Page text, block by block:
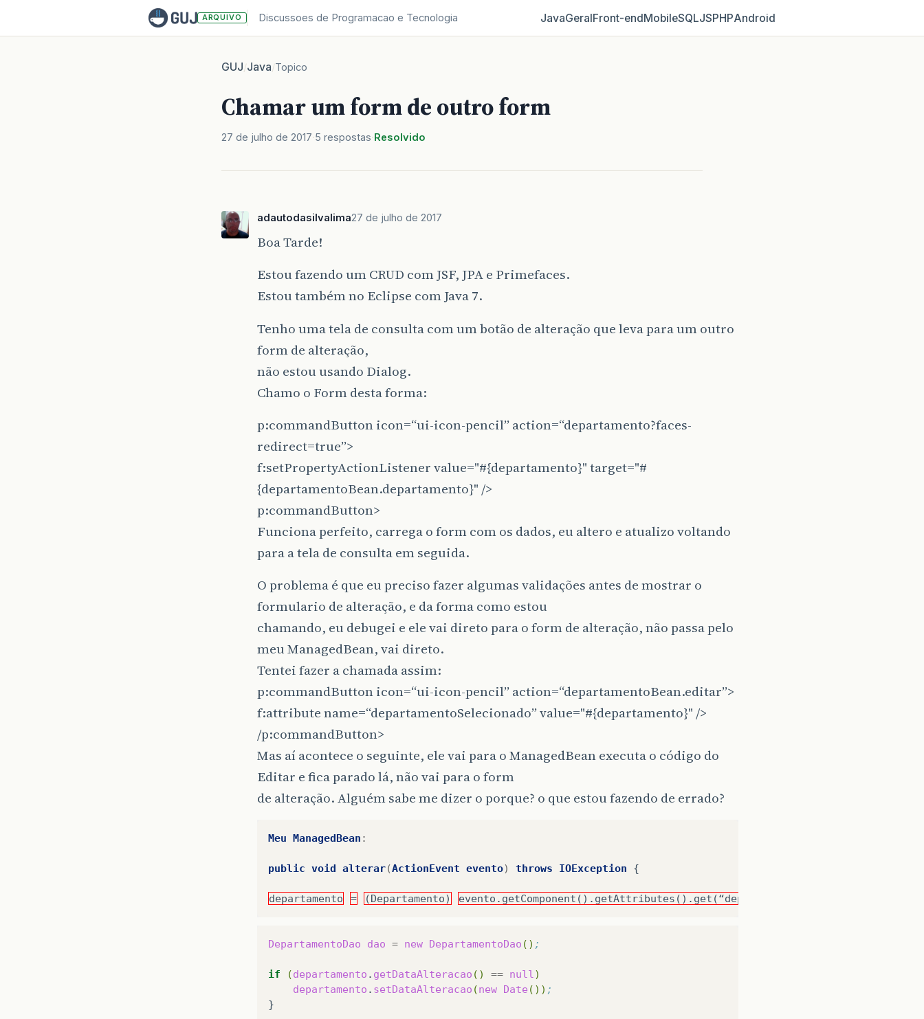
ARQUIVO Discussoes de Programacao e Tecnologia JavaGeralFront‑endMobileSQLJSPHPAndroid
GUJ/Java/Topico
Chamar um form de outro form
27 de julho de 2017 5 respostas Resolvido
adautodasilvalima27 de julho de 2017
Boa Tarde!
Estou fazendo um CRUD com JSF, JPA e Primefaces.
Estou também no Eclipse com Java 7.
Tenho uma tela de consulta com um botão de alteração que leva para um outro
form de alteração,
não estou usando Dialog.
Chamo o Form desta forma:
p:commandButton icon=“ui-icon-pencil” action=“departamento?faces-
redirect=true”>
f:setPropertyActionListener value="#{departamento}" target="#
{departamentoBean.departamento}" />
p:commandButton>
Funciona perfeito, carrega o form com os dados, eu altero e atualizo voltando
para a tela de consulta em seguida.
O problema é que eu preciso fazer algumas validações antes de mostrar o
formulario de alteração, e da forma como estou
chamando, eu debugei e ele vai direto para o form de alteração, não passa pelo
meu ManagedBean, vai direto.
Tentei fazer a chamada assim:
p:commandButton icon=“ui-icon-pencil” action=“departamentoBean.editar”>
f:attribute name=“departamentoSelecionado” value="#{departamento}" />
/p:commandButton>
Mas aí acontece o seguinte, ele vai para o ManagedBean executa o código do
Editar e fica parado lá, não vai para o form
de alteração. Alguém sabe me dizer o porque? o que estou fazendo de errado?
Meu ManagedBean :
public void alterar(ActionEvent evento) throws IOException {
departamento = (Departamento) evento.getComponent().getAttributes().get(“departamentoSelecionado”)
DepartamentoDao dao = new DepartamentoDao () ;
if (departamento . getDataAlteracao () == null )
departamento . setDataAlteracao (new Date ()) ;